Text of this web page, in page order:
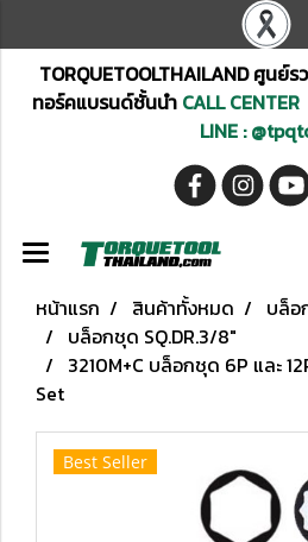
TORQUETOOLTHAILAND ศูนย์
ทอร์คแบรนด์ชั้นนำCALL CENTER
LINE :
หน้าแรก สินค้าทั้งหมด
บล็อ
บล็อกชุด SQ.DR.3/8"
3210M+C บล็อกชุด 6P และ
Set
Best Seller